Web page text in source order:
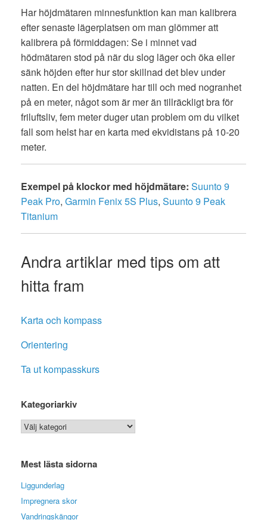
Har höjdmätaren minnesfunktion kan man kalibrera
efter senaste lägerplatsen om man glömmer att
kalibrera på förmiddagen: Se i minnet vad
hödmätaren stod på när du slog läger och öka eller
sänk höjden efter hur stor skillnad det blev under
natten. En del höjdmätare har till och med nogranhet
på en meter, något som är mer än tillräckligt bra för
friluftsliv, fem meter duger utan problem om du vilket
fall som helst har en karta med ekvidistans på 10-20
meter.
Exempel på klockor med höjdmätare: Suunto 9
Peak Pro, Garmin Fenix 5S Plus, Suunto 9 Peak
Titanium
Andra artiklar med tips om att
hitta fram
Karta och kompass
Orientering
Ta ut kompasskurs
Kategoriarkiv
Kategoriarkiv
Mest lästa sidorna
Liggunderlag
Impregnera skor
Vandringskängor